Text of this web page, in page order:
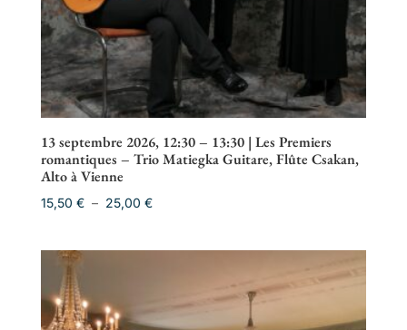
13 septembre 2026, 12:30 – 13:30 | Les Premiers
romantiques – Trio Matiegka Guitare, Flûte Csakan,
Alto à Vienne
15,50 € – 25,00 €Plage
25,00 €